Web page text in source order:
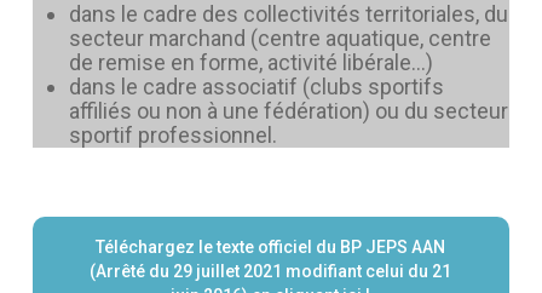
dans le cadre des collectivités territoriales, du
secteur marchand (centre aquatique, centre
de remise en forme, activité libérale…)
dans le cadre associatif (clubs sportifs
affiliés ou non à une fédération) ou du secteur
sportif professionnel.
Téléchargez le texte officiel du BP JEPS AAN
(Arrêté du 29 juillet 2021 modifiant celui du 21